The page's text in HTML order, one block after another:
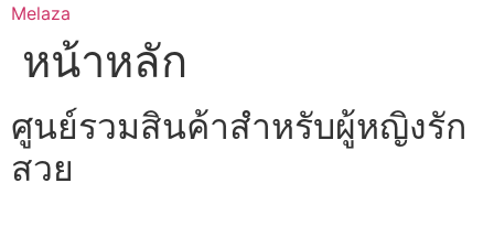
Skip
content
Melaza
หน้าหลัก
ศูนย์รวมสินค้าสำหรับผู้หญิงรัก
สวย